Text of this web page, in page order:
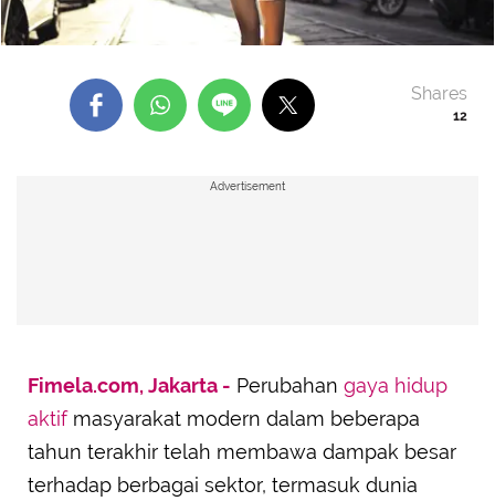
12
Shares
Advertisement
Fimela.com, Jakarta - Perubahan gaya hidup
aktifmasyarakat modern dalam beberapa
tahun terakhir telah membawa dampak besar
terhadap berbagai sektor, termasuk dunia